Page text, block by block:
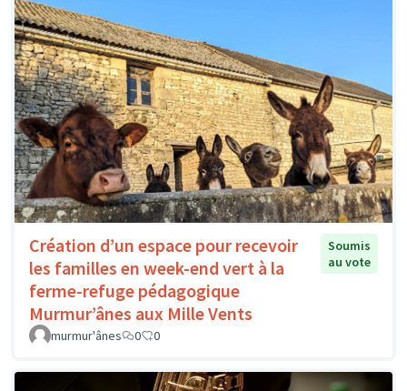
Création d’un espace pour recevoir
les familles en week-end vert à la
ferme-refuge pédagogique
Murmur’ânes aux Mille Vents
Soumis
au vote
murmur'ânes 0 0